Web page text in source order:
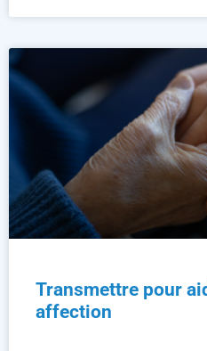
Transmettre pour
affection